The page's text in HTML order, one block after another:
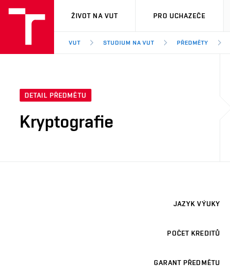
VUT
ŽIVOT NA VUT PRO UCHAZEČE
VUT STUDIUM NA VUT PŘEDMĚTY
DETAIL PŘEDMĚTU
Kryptografie
JAZYK VÝUKY
POČET KREDITŮ
GARANT PŘEDMĚTU